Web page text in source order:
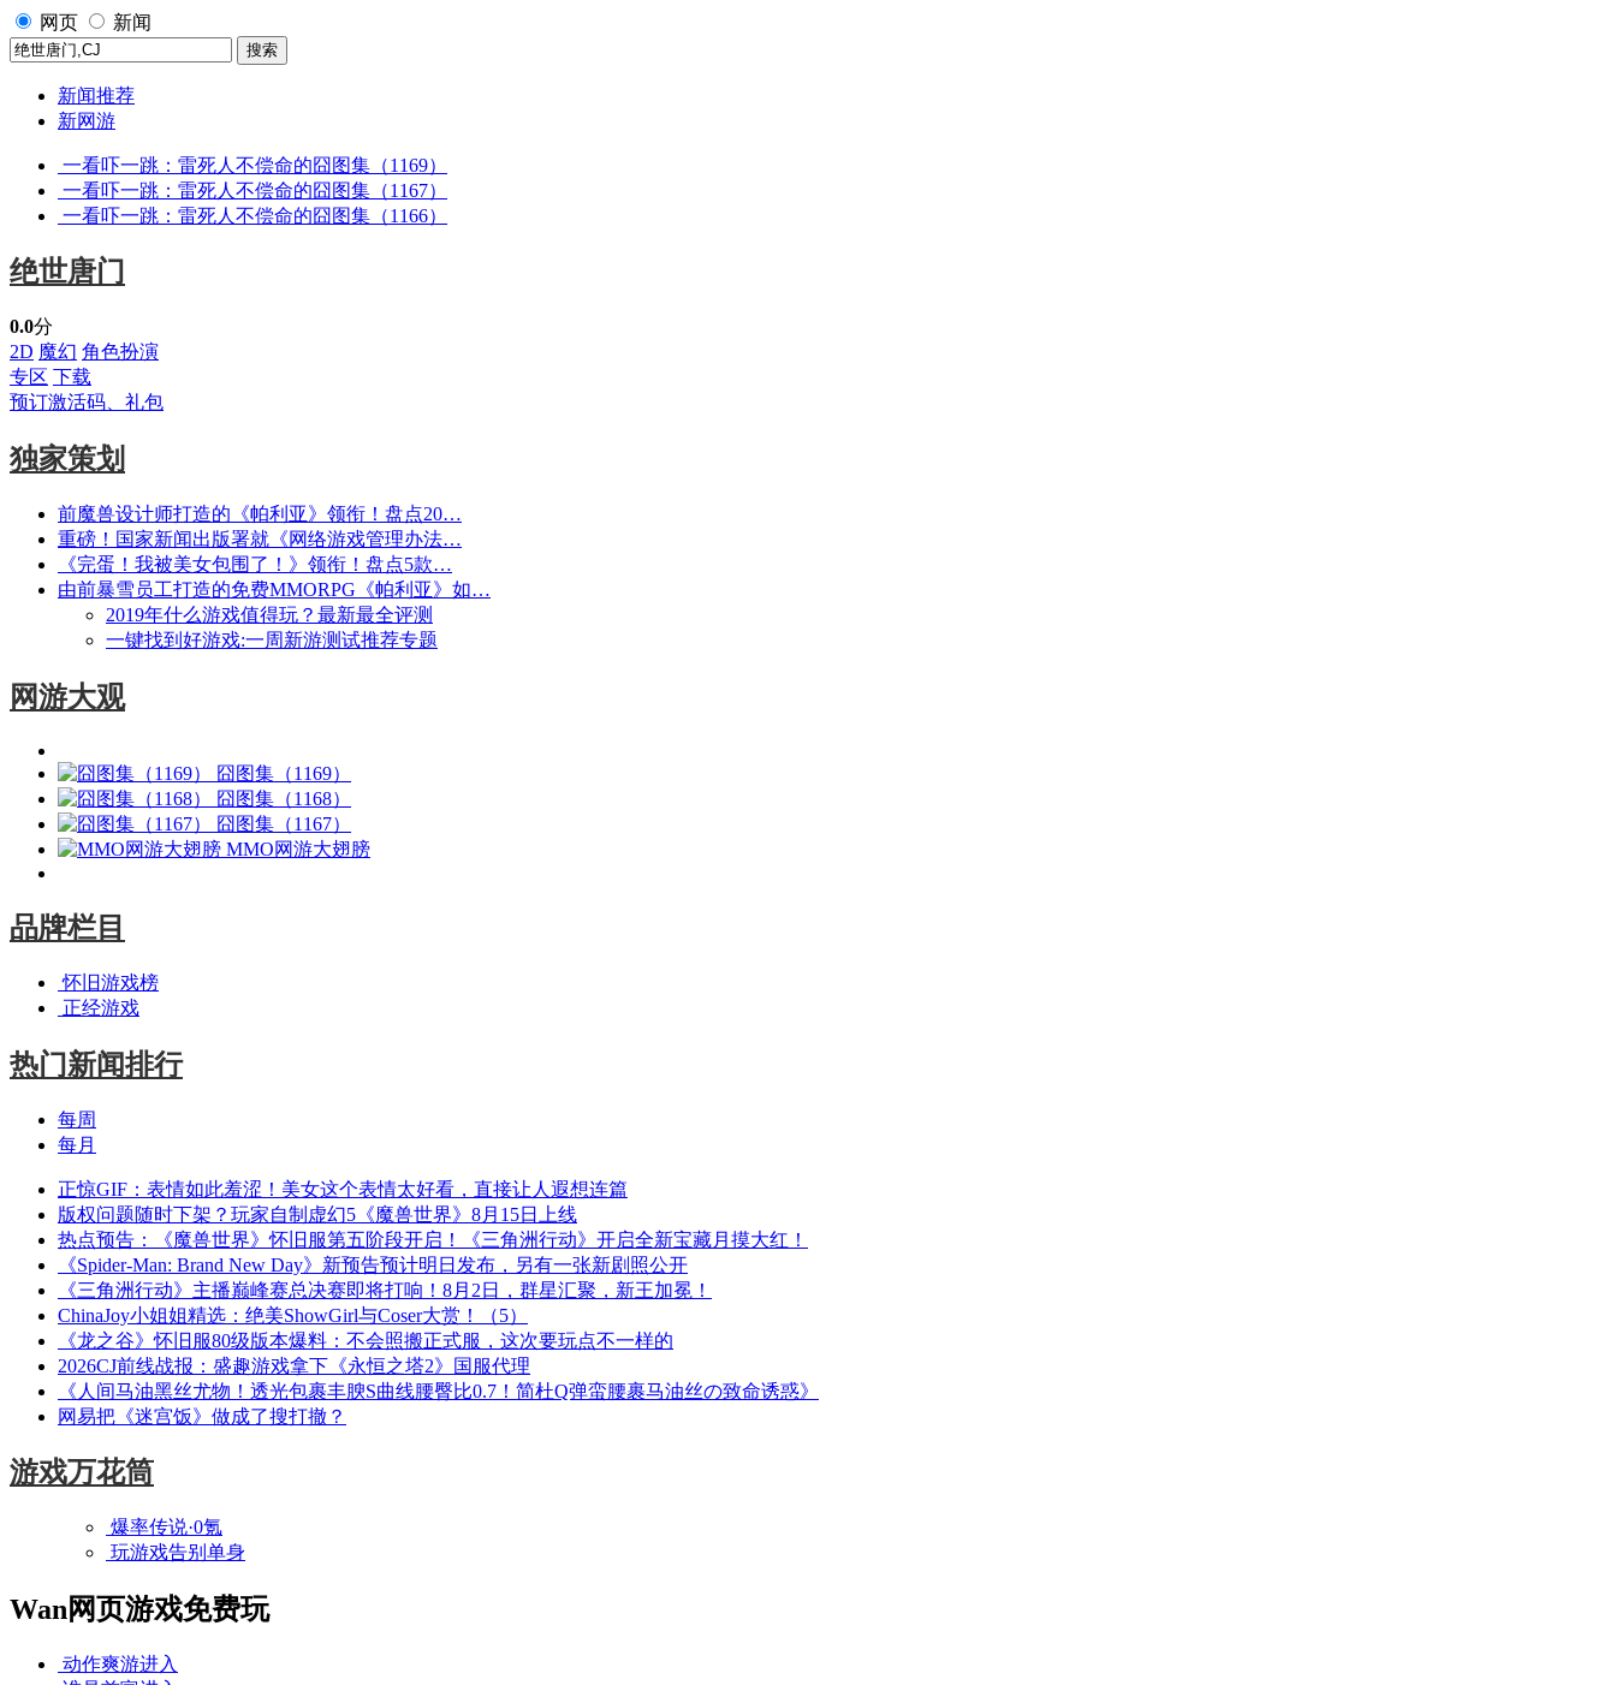
网页 新闻
新闻推荐
新网游
一看吓一跳：雷死人不偿命的囧图集（1169）
一看吓一跳：雷死人不偿命的囧图集（1167）
一看吓一跳：雷死人不偿命的囧图集（1166）
绝世唐门
0.0分
2D 魔幻 角色扮演
专区 下载
预订激活码、礼包
独家策划
前魔兽设计师打造的《帕利亚》领衔！盘点20…
重磅！国家新闻出版署就《网络游戏管理办法…
《完蛋！我被美女包围了！》领衔！盘点5款…
由前暴雪员工打造的免费MMORPG《帕利亚》如…
2019年什么游戏值得玩？最新最全评测
一键找到好游戏:一周新游测试推荐专题
网游大观
囧图集（1169）
囧图集（1168）
囧图集（1167）
MMO网游大翅膀
品牌栏目
怀旧游戏榜
正经游戏
热门新闻排行
每周
每月
正惊GIF：表情如此羞涩！美女这个表情太好看，直接让人遐想连篇
版权问题随时下架？玩家自制虚幻5《魔兽世界》8月15日上线
热点预告：《魔兽世界》怀旧服第五阶段开启！《三角洲行动》开启全新宝藏月摸大红！
《Spider-Man: Brand New Day》新预告预计明日发布，另有一张新剧照公开
《三角洲行动》主播巅峰赛总决赛即将打响！8月2日，群星汇聚，新王加冕！
ChinaJoy小姐姐精选：绝美ShowGirl与Coser大赏！（5）
《龙之谷》怀旧服80级版本爆料：不会照搬正式服，这次要玩点不一样的
2026CJ前线战报：盛趣游戏拿下《永恒之塔2》国服代理
《人间马油黑丝尤物！透光包裹丰腴S曲线腰臀比0.7！简杜Q弹蛮腰裹马油丝の致命诱惑》
网易把《迷宫饭》做成了搜打撤？
游戏万花筒
爆率传说·0氪
玩游戏告别单身
Wan网页游戏免费玩
动作爽游进入